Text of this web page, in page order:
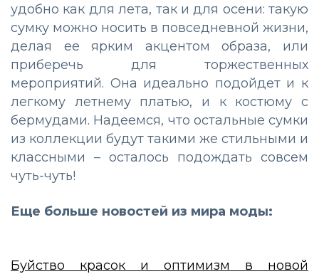
удобно как для лета, так и для осени: такую
сумку можно носить в повседневной жизни,
делая ее ярким акцентом образа, или
приберечь для торжественных
мероприятий. Она идеально подойдет и к
легкому летнему платью, и к костюму с
бермудами. Надеемся, что остальные сумки
из коллекции будут такими же стильными и
классными – осталось подождать совсем
чуть-чуть!
Еще больше новостей из мира моды:
Буйство красок и оптимизм в новой